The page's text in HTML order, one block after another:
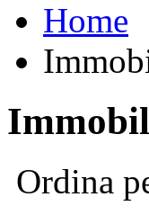
Home
Ordina